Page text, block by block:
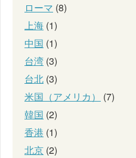
ローマ (8)
上海 (1)
中国 (1)
台湾 (3)
台北 (3)
米国（アメリカ）
(7)
韓国 (2)
香港 (1)
北京 (2)